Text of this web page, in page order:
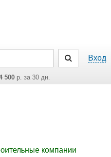
Вход
500р. за 30 дн.
компании